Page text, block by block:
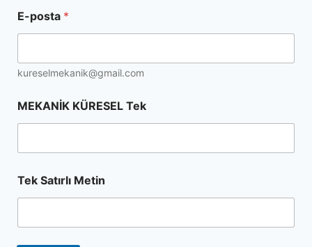
E-posta *
kureselmekanik@gmail.com
MEKANİK KÜRESEL Tek
Tek Satırlı Metin